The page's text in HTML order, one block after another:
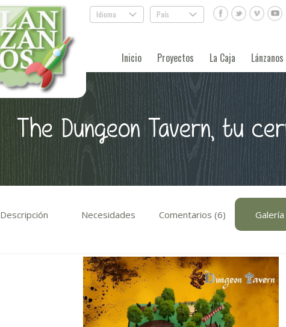
Idioma . País .
Inicio Proyectos La Caja Lánzanos
The Dungeon Tavern, tu
Descripción Necesidades Comentarios (6)